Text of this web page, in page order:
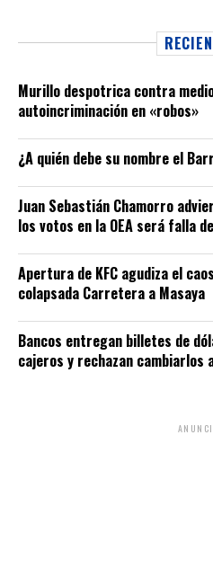
Murillo despotrica contra
autoincriminación en «robos»
¿A quién debe su nombre el
Juan Sebastián Chamorro
los votos en la OEA será falla
Apertura de KFC agudiza el
colapsada Carretera a Masaya
Bancos entregan billetes de
cajeros y rechazan cambiarlos